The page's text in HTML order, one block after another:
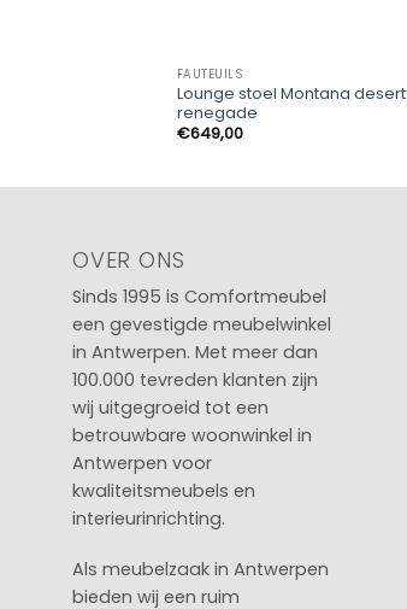
FAUTEUILS
Lounge stoel Montana desert
renegade
€649,00
OVER ONS
Sinds 1995 is Comfortmeubel
een gevestigde meubelwinkel
in Antwerpen. Met meer dan
100.000 tevreden klanten zijn
wij uitgegroeid tot een
betrouwbare woonwinkel in
Antwerpen voor
kwaliteitsmeubels en
interieurinrichting.
Als meubelzaak in Antwerpen
bieden wij een ruim